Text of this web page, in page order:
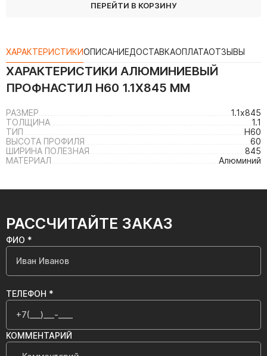
ПЕРЕЙТИ В КОРЗИНУ
ХАРАКТЕРИСТИКИОПИСАНИЕДОСТАВКАОПЛАТАОТЗЫВЫ
ХАРАКТЕРИСТИКИ АЛЮМИНИЕВЫЙ
ПРОФНАСТИЛ Н60 1.1Х845 ММ
РАЗМЕР
1.1х845
ТОЛЩИНА
1.1
ТИП
Н60
ВЫСОТА ПРОФИЛЯ
60
ШИРИНА ПОЛЕЗНАЯ
845
МАТЕРИАЛ
Алюминий
РАССЧИТАЙТЕ ЗАКАЗ
ФИО *
ТЕЛЕФОН *
КОММЕНТАРИЙ